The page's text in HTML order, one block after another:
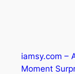
iamsy.com –
Moment